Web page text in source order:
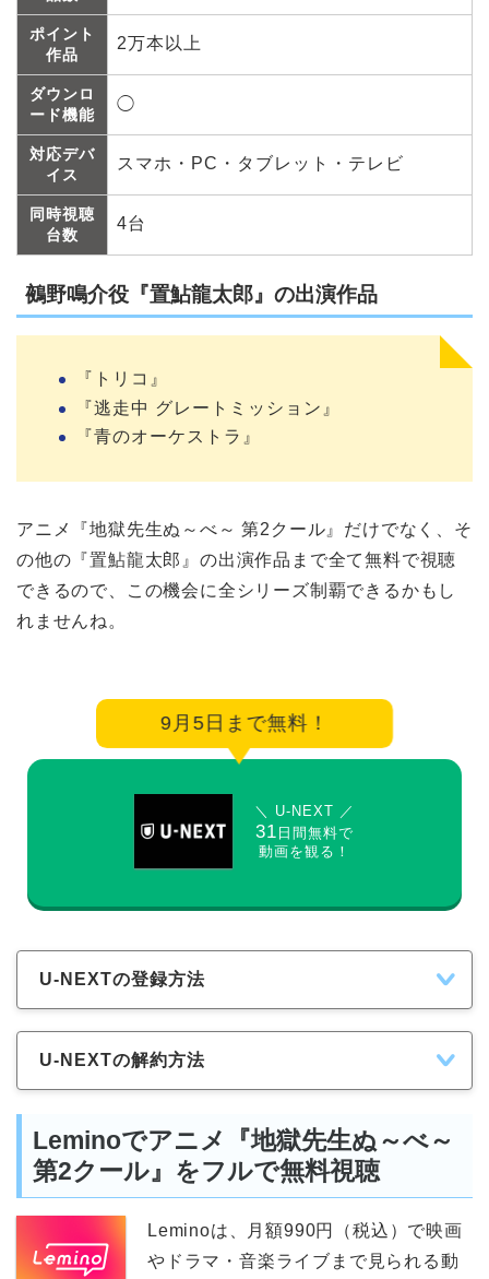
ポイント
作品
2万本以上
ダウンロ
ード機能
◯
対応デバ
イス
スマホ・PC・タブレット・テレビ
同時視聴
台数
4台
鵺野鳴介役『置鮎龍太郎』の出演作品
『トリコ』
『逃走中 グレートミッション』
『青のオーケストラ』
アニメ『地獄先生ぬ～べ～ 第2クール』だけでなく、そ
の他の『置鮎龍太郎』の出演作品まで全て無料で視聴
できるので、この機会に全シリーズ制覇できるかもし
れませんね。
9月5日まで無料！
＼ U-NEXT ／
31 日間無料で
動画を観る！
U-NEXTの登録方法
U-NEXTの解約方法
Leminoでアニメ『地獄先生ぬ～べ～
第2クール』をフルで無料視聴
Leminoは、月額990円（税込）で映画
やドラマ・音楽ライブまで見られる動